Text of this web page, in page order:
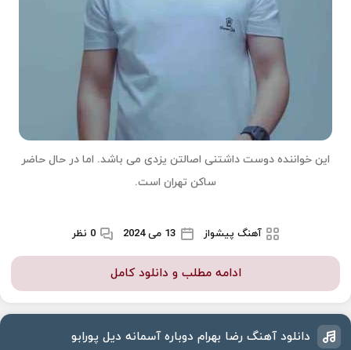
این خواننده دوست داشتنی اصالتن یزدی می باشد. اما در حال حاضر
ساکن تهران است.
آهنگ پیشواز 13 می 2024 0 نظر
ادامه مطلب و دانلود کامل
دانلود آهنگ رضا بهرام دوباره آسمانه دیل پورابو